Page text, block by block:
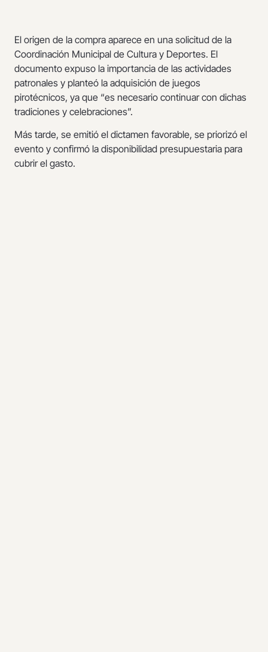
El origen de la compra aparece en una solicitud de la
Coordinación Municipal de Cultura y Deportes. El
documento expuso la importancia de las actividades
patronales y planteó la adquisición de juegos
pirotécnicos, ya que “es necesario continuar con dichas
tradiciones y celebraciones”.
Más tarde, se emitió el dictamen favorable, se priorizó el
evento y confirmó la disponibilidad presupuestaria para
cubrir el gasto.